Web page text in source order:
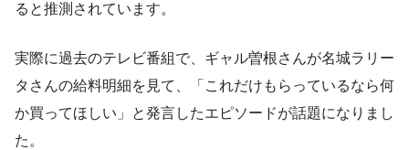
ると推測されています。
実際に過去のテレビ番組で、ギャル曽根さんが名城ラリー
タさんの給料明細を見て、「これだけもらっているなら何
か買ってほしい」と発言したエピソードが話題になりまし
た。